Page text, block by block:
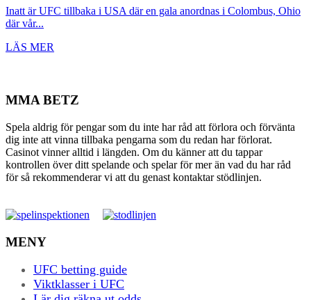
Inatt är UFC tillbaka i USA där en gala anordnas i Colombus, Ohio
där vår...
LÄS MER
MMA BETZ
Spela aldrig för pengar som du inte har råd att förlora och förvänta
dig inte att vinna tillbaka pengarna som du redan har förlorat.
Casinot vinner alltid i längden. Om du känner att du tappar
kontrollen över ditt spelande och spelar för mer än vad du har råd
för så rekommenderar vi att du genast kontaktar stödlinjen.
MENY
UFC betting guide
Viktklasser i UFC